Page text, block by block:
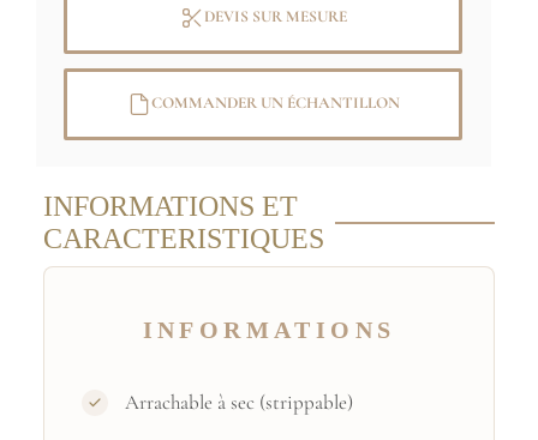
(Sèvres, Cité de la céramique) / Christian
Jean / Jacques L'hoir
DEVIS SUR MESURE
COMMANDER UN ÉCHANTILLON
INFORMATIONS ET
CARACTERISTIQUES
INFORMATIONS
Arrachable à sec (strippable)